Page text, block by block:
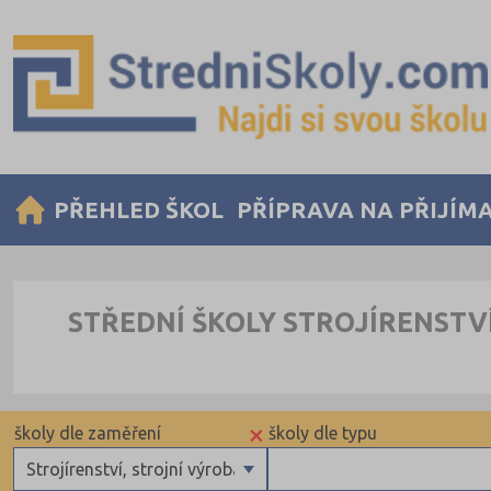
PŘEHLED ŠKOL PŘÍPRAVA NA
STŘEDNÍ ŠKOLY
školy dle typu
×
Strojírenství, strojní výroba, mechanik, interdisciplinární
školy dle zaměření